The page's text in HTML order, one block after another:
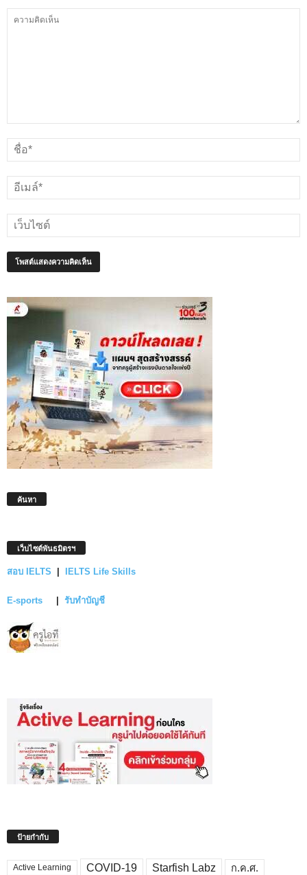
ค้นหา
เว็บไซต์พันธมิตรฯ
สอบ IELTS IELTS Life Skills
E-sports รับทำบัญชี
ป้ายกำกับ
Active Learning COVID-19 Starfish Labz ก.ค.ศ.